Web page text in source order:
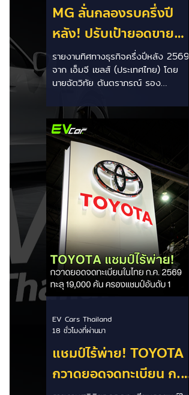
MG ลั่นกลองรบครึ่งปี
หลัง! ปรับเป้ายอดขาย
เพิ่มเป็น 36,000 คัน
พร้อมเดินหน้าลงศึกชิง
(HEV)
รายงานทิศทางธุรกิจครึ่งปีหลัง 2569
จาก เอ็มจี เซลส์ (ประเทศไทย) โดย
นายฉัตวิทัย ตันตราภรณ์ รอง
6 เดือนแรก (ม.ค. - มิ.ย.) โตพุ่ง 67%
แตะ 16,920 คัน พร้อมส่งสัญญาณ
ปรับเป้าหมายยอดขายรวมปีนี้เพิ่มขึ้นเป็น
36,000 คัน จากเดิมตั้งไว้ 30,000
คัน โดยพร้อมเร่งส่งมอบรถค้างสต็อก
(Back Order) ทั้งหมดในระยะเวลาอัน
สั้น - ปรับเป้าเติบโต & เคลียร์ Back
Order: ยอดขายครึ่งปีแรกที่เติบโตสูง
ถึง 67% ประกอบกับการแก้ไขปัญหา
การนำเข้าชิ้นส่วนจากสถานการณ์
ตึงเครียดในตะว
แชมป์ไร้พ่าย! TOYOTA
กวาดยอดจดทะเบียน ก.ค.
EV Cars Thailand
18 ชั่วโมงที่ผ่านมา